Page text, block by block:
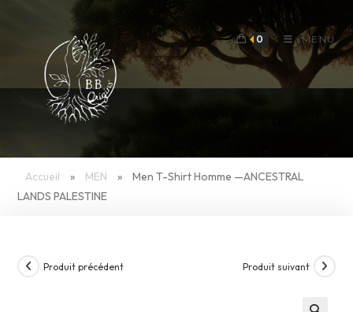
0 MENU
Accueil » MEN »
Men T-Shirt Homme —ANCESTRAL
LANDS PALESTINE
Produit précédent Produit suivant